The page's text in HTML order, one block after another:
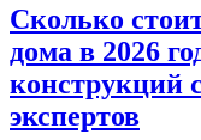
Сколько
дома в 2026
конструкций
экспертов